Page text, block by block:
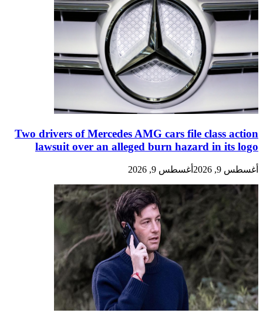
Two drivers of Mercedes AMG cars file class action
lawsuit over an alleged burn hazard in its logo
أغسطس 9, 2026 أغسطس 9, 2026